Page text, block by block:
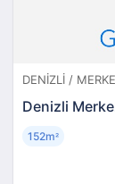
DENIZLI /
Denizli
152m²